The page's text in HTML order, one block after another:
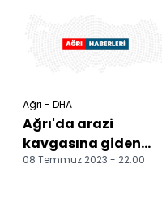
Ağrı - DHA
Ağrı'da arazi
kavgasına giden
jandarmadan 2
08 Temmuz 2023 - 22:00